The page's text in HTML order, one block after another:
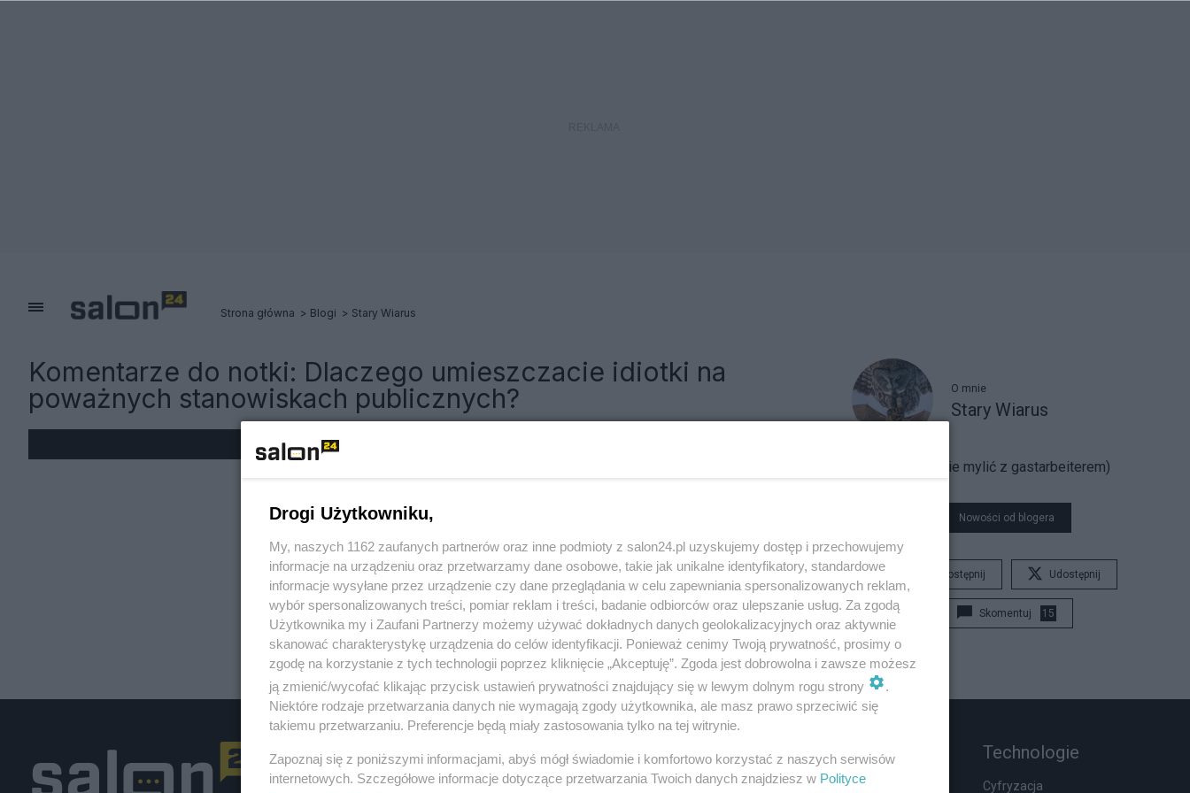
Strona główna Blogi Stary Wiarus
Komentarze do notki: Dlaczego umieszczacie idiotki na
poważnych stanowiskach publicznych?
O mnie
Stary Wiarus
emigrant (nie mylić z gastarbeiterem)
Nowości od blogera
Udostępnij Udostępnij
Skomentuj 15
Polityka
PiS
Gospodarka
Biznes
Rozmaitości
Zdrowie
Technologie
Cyfryzacja
Drogi Użytkowniku,
My, naszych 1162 zaufanych partnerów oraz inne podmioty z salon24.pl uzyskujemy dostęp i przechowujemy
informacje na urządzeniu oraz przetwarzamy dane osobowe, takie jak unikalne identyfikatory, standardowe
informacje wysyłane przez urządzenie czy dane przeglądania w celu zapewniania spersonalizowanych reklam,
wybór spersonalizowanych treści, pomiar reklam i treści, badanie odbiorców oraz ulepszanie usług. Za zgodą
Użytkownika my i Zaufani Partnerzy możemy używać dokładnych danych geolokalizacyjnych oraz aktywnie
skanować charakterystykę urządzenia do celów identyfikacji. Ponieważ cenimy Twoją prywatność, prosimy o
zgodę na korzystanie z tych technologii poprzez kliknięcie „Akceptuję”. Zgoda jest dobrowolna i zawsze możesz
ją zmienić/wycofać klikając przycisk ustawień prywatności znajdujący się w lewym dolnym rogu strony
.
Niektóre rodzaje przetwarzania danych nie wymagają zgody użytkownika, ale masz prawo sprzeciwić się
takiemu przetwarzaniu. Preferencje będą miały zastosowania tylko na tej witrynie.
Zapoznaj się z poniższymi informacjami, abyś mógł świadomie i komfortowo korzystać z naszych serwisów
internetowych. Szczegółowe informacje dotyczące przetwarzania Twoich danych znajdziesz w Polityce